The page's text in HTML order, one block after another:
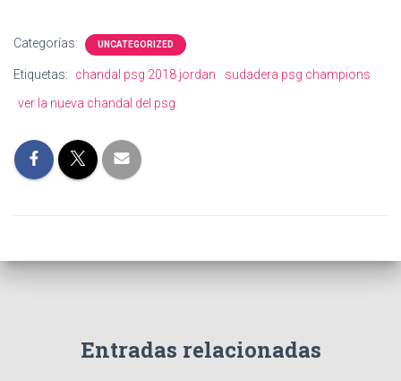
Categorías: UNCATEGORIZED
Etiquetas: chandal psg 2018 jordan
sudadera psg champions
ver la nueva chandal del psg
Entradas relacionadas